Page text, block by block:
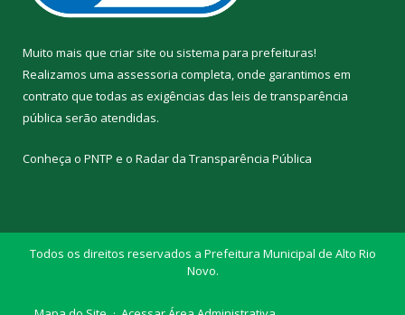
Muito mais que criar site ou sistema para prefeituras!
Realizamos uma assessoria completa, onde garantimos em
contrato que todas as exigências das leis de transparência
pública serão atendidas.
Conheça o PNTP e o Radar da Transparência Pública
Todos os direitos reservados a Prefeitura Municipal de Alto Rio
Novo.